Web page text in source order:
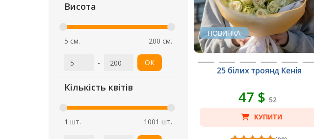
Висота
5 см. 200 см.
- ОК
Кількість квітів
1 шт. 1001 шт.
НОВИНКА
25 білих троянд Кенія
47 $52
КУПИТИ